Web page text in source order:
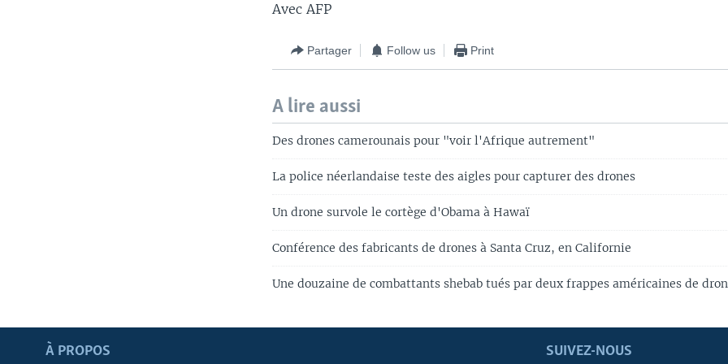
Avec AFP
Partager Follow us Print
A lire aussi
Des drones camerounais pour "voir l'Afrique autrement"
La police néerlandaise teste des aigles pour capturer des drones
Un drone survole le cortège d'Obama à Hawaï
Conférence des fabricants de drones à Santa Cruz, en Californie
Une douzaine de combattants shebab tués par deux frappes américaines de
SUIVEZ-NOUS
À PROPOS